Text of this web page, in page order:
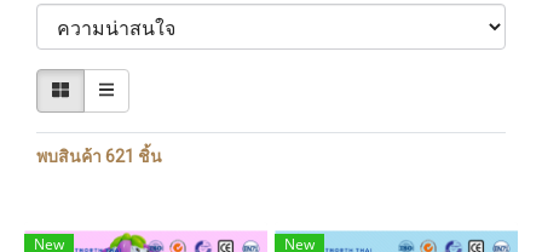
พบสินค้า 621 ชิ้น
New
New